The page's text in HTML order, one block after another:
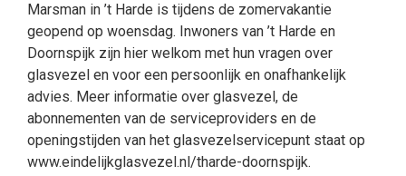
Marsman in ’t Harde is tijdens de zomervakantie
geopend op woensdag. Inwoners van ’t Harde en
Doornspijk zijn hier welkom met hun vragen over
glasvezel en voor een persoonlijk en onafhankelijk
advies. Meer informatie over glasvezel, de
abonnementen van de serviceproviders en de
openingstijden van het glasvezelservicepunt staat op
www.eindelijkglasvezel.nl/tharde-doornspijk.